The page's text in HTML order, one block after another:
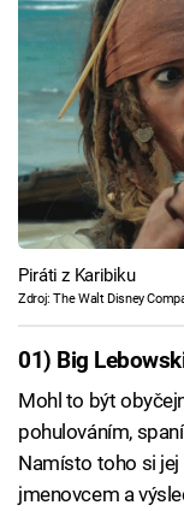
Piráti z Karibiku
Zdroj: The Walt Disney
01) Big
Mohl to být
pohulováním,
Namísto toho si
jmenovcem a